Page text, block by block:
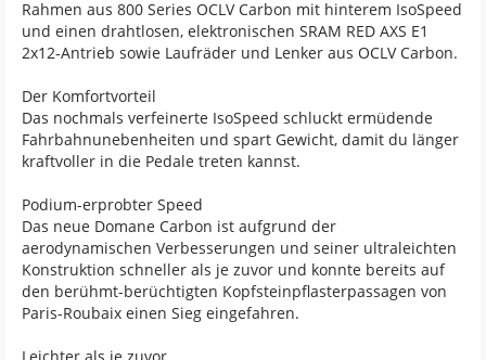
Rahmen aus 800 Series OCLV Carbon mit hinterem IsoSpeed
und einen drahtlosen, elektronischen SRAM RED AXS E1
2x12-Antrieb sowie Laufräder und Lenker aus OCLV Carbon.
Der Komfortvorteil
Das nochmals verfeinerte IsoSpeed schluckt ermüdende
Fahrbahnunebenheiten und spart Gewicht, damit du länger
kraftvoller in die Pedale treten kannst.
Podium-erprobter Speed
Das neue Domane Carbon ist aufgrund der
aerodynamischen Verbesserungen und seiner ultraleichten
Konstruktion schneller als je zuvor und konnte bereits auf
den berühmt-berüchtigten Kopfsteinpflasterpassagen von
Paris-Roubaix einen Sieg eingefahren.